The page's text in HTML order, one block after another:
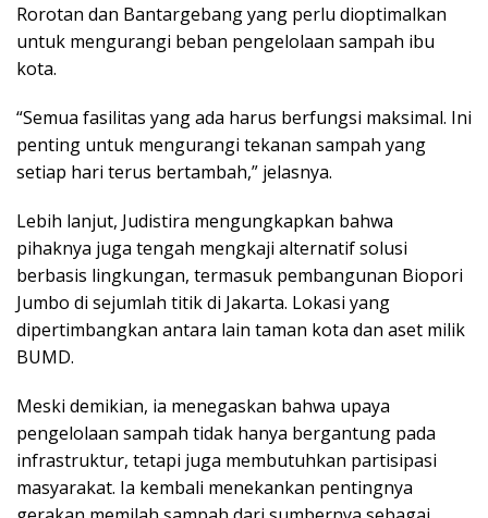
Rorotan dan Bantargebang yang perlu dioptimalkan
untuk mengurangi beban pengelolaan sampah ibu
kota.
“Semua fasilitas yang ada harus berfungsi maksimal. Ini
penting untuk mengurangi tekanan sampah yang
setiap hari terus bertambah,” jelasnya.
Lebih lanjut, Judistira mengungkapkan bahwa
pihaknya juga tengah mengkaji alternatif solusi
berbasis lingkungan, termasuk pembangunan Biopori
Jumbo di sejumlah titik di Jakarta. Lokasi yang
dipertimbangkan antara lain taman kota dan aset milik
BUMD.
Meski demikian, ia menegaskan bahwa upaya
pengelolaan sampah tidak hanya bergantung pada
infrastruktur, tetapi juga membutuhkan partisipasi
masyarakat. Ia kembali menekankan pentingnya